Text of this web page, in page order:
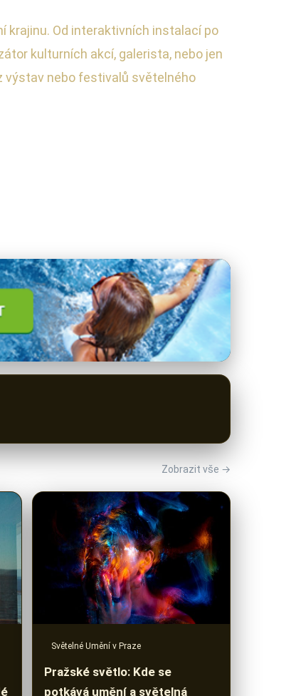
krajinu. Od interaktivních instalací po
kulturních akcí, galerista, nebo jen
výstav nebo festivalů světelného
Zobrazit vše →
Světelné Umění v Praze
Pražské světlo: Kde se
potkává umění a světelná